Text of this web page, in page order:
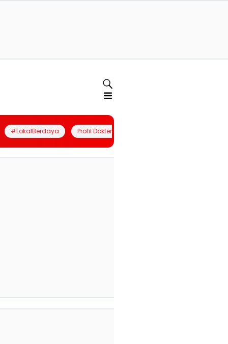
#LokalBerdaya Profil Dokter